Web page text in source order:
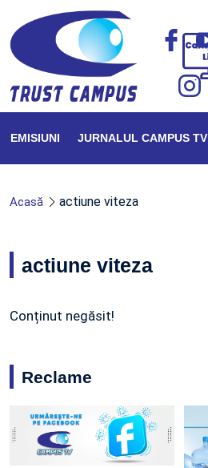
EMISIUNI JURNALUL CAMPUS TV
Acasă actiune viteza
actiune viteza
Conținut negăsit!
Reclame